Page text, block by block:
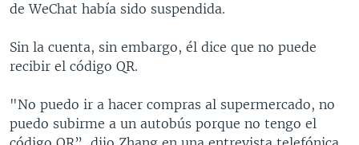
de WeChat había sido suspendida.
Sin la cuenta, sin embargo, él dice que no puede
recibir el código QR.
"No puedo ir a hacer compras al supermercado, no
puedo subirme a un autobús porque no tengo el